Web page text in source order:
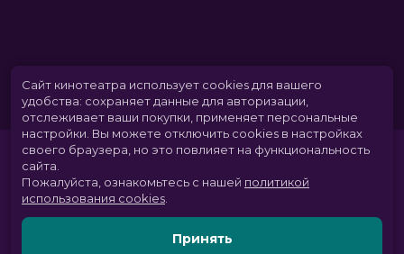
Сайт кинотеатра использует cookies для вашего
удобства: сохраняет данные для авторизации,
отслеживает ваши покупки, применяет персональные
настройки. Вы можете отключить cookies в настройках
своего браузера, но это повлияет на функциональность
сайта.
Пожалуйста, ознакомьтесь с нашей политикой
использования cookies
Принять